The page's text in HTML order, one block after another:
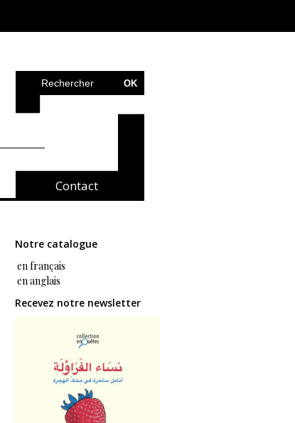
Contact
Notre catalogue
en français
en anglais
Recevez notre newsletter